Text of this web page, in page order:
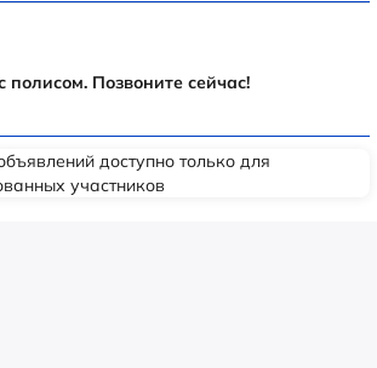
полисом. Позвоните сейчас!
доступно только для
участников